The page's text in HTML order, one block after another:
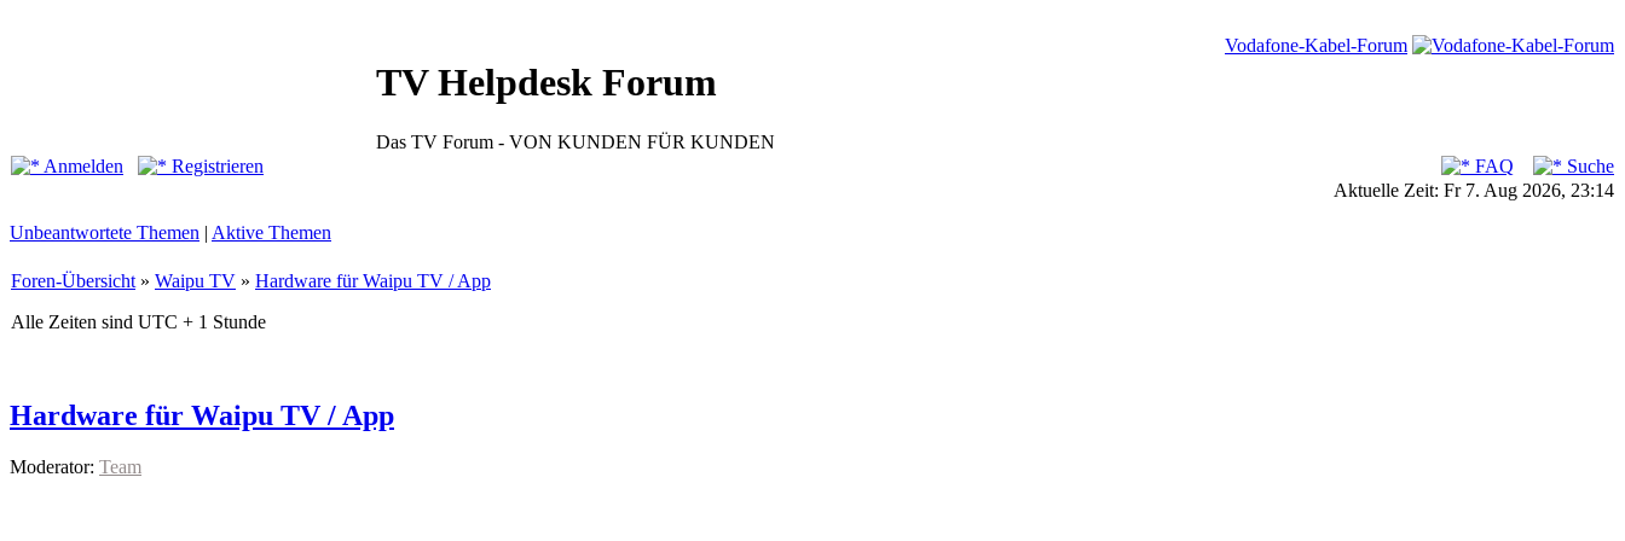
TV Helpdesk Forum
Das TV Forum - VON KUNDEN FÜR KUNDEN
Vodafone-Kabel-Forum
Anmelden Registrieren FAQ
Suche
Aktuelle Zeit: Fr 7. Aug 2026, 23:14
Unbeantwortete Themen | Aktive Themen
Foren-Übersicht » Waipu TV » Hardware für Waipu TV / App
Alle Zeiten sind UTC + 1 Stunde
Hardware für Waipu TV / App
Moderator: Team